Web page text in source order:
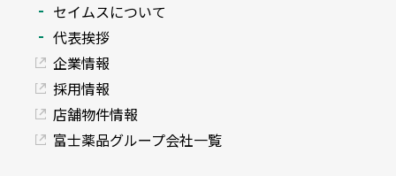
セイムスについて
代表挨拶
企業情報
採用情報
店舗物件情報
富士薬品グループ会社一覧